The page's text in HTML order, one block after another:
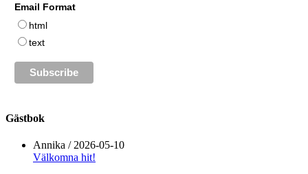
Email Format
html
text
Gästbok
Annika / 2026-05-10
Välkomna hit!